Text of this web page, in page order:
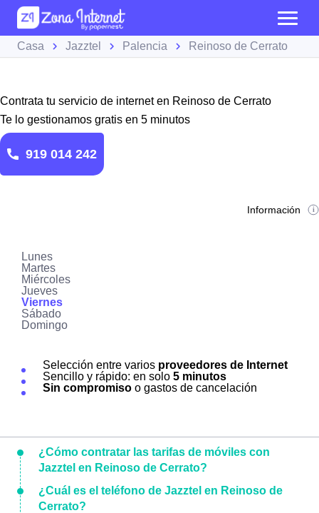
Casa Jazztel Palencia Reinoso de Cerrato
Contrata tu servicio de internet en Reinoso de Cerrato
Te lo gestionamos gratis en 5 minutos
919 014 242
Información
Lunes
Martes
Miércoles
Jueves
Viernes
Sábado
Domingo
Selección entre varios proveedores de Internet
Sencillo y rápido: en solo 5 minutos
Sin compromiso o gastos de cancelación
¿Cómo contratar las tarifas de móviles con
Jazztel en Reinoso de Cerrato?
¿Cuál es el teléfono de Jazztel en Reinoso de
Cerrato?